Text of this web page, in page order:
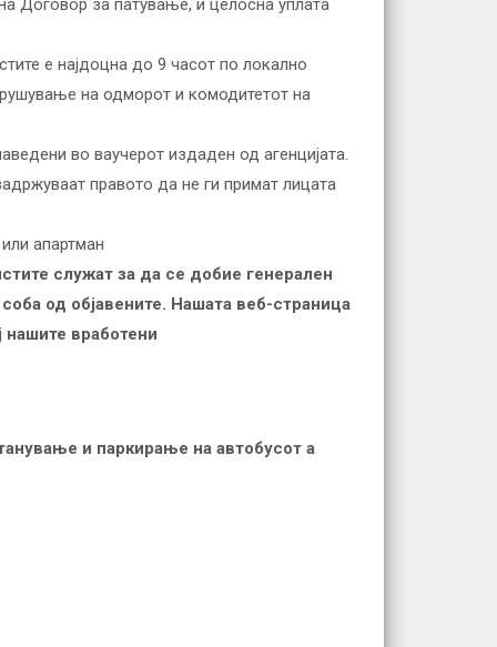
Договор за патување, и целосна уплата
е најдоцна до 9 часот по локално
на одморот и комодитетот на
во ваучерот издаден од агенцијата.
правото да не ги примат лицата
апартман
служат за да се добие генерален
од објавените. Нашата веб-страница
вработени
и паркирање на автобусот а